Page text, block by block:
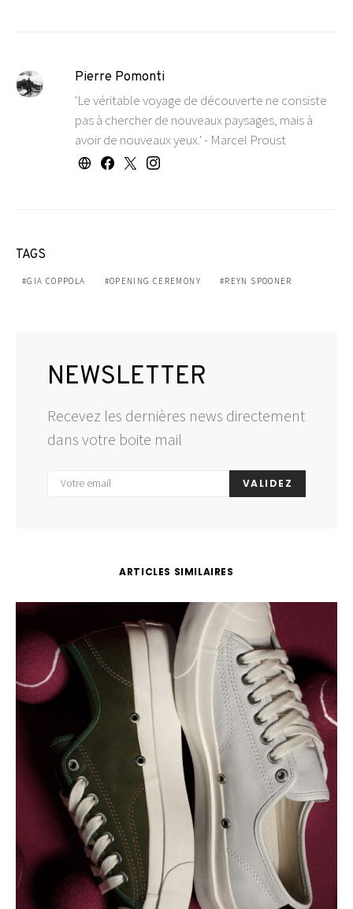
Pierre Pomonti
'Le véritable voyage de découverte ne consiste
pas à chercher de nouveaux paysages, mais à
avoir de nouveaux yeux.' - Marcel Proust
TAGS
GIA COPPOLA OPENING CEREMONY REYN SPOONER
NEWSLETTER
Recevez les dernières news directement
dans votre boite mail
VALIDEZ
ARTICLES SIMILAIRES